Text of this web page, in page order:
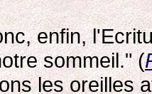
enfin,
sommeil." (
les oreilles